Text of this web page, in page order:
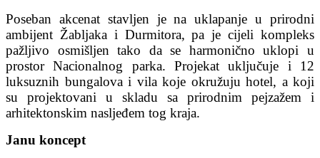
Poseban akcenat stavljen je na uklapanje u prirodni
ambijent Žabljaka i Durmitora, pa je cijeli kompleks
pažljivo osmišljen tako da se harmonično uklopi u
prostor Nacionalnog parka. Projekat uključuje i 12
luksuznih bungalova i vila koje okružuju hotel, a koji
su projektovani u skladu sa prirodnim pejzažem i
arhitektonskim nasljeđem tog kraja.
Janu koncept